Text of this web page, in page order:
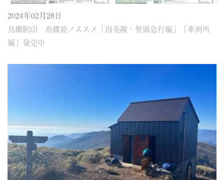
2024年02月28日
鳥鐵駅印 鳥鐵旅ノススメ「因美線・智頭急行編」「車両所
編」発売中